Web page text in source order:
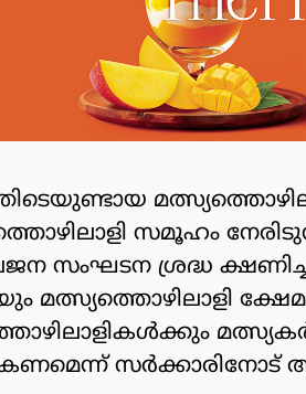
സമൂഹം
സംഘടന ശ്രദ്ധ
മത്സ്യത്തൊഴിലാളി
സർക്കാരിനോട്